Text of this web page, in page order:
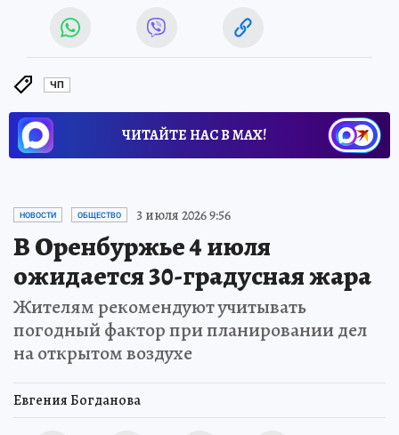
ЧП
ЧИТАЙТЕ НАС В МАХ!
НОВОСТИ ОБЩЕСТВО 3 июля 2026 9:56
В Оренбуржье 4 июля
ожидается 30-градусная жара
Жителям рекомендуют учитывать
погодный фактор при планировании дел
на открытом воздухе
Евгения Богданова